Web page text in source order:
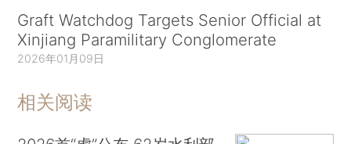
Graft Watchdog Targets Senior Official at
Xinjiang Paramilitary Conglomerate
2026年01月09日
相关阅读